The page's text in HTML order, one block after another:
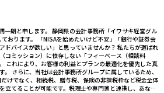
一朗と申します。 静岡県の会計事務所「イワサキ経営グル
おります。 「NISAを始めたいけど不安」「銀行や証券会
ドバイスが欲しい」と思っていませんか？ 私たちが選ばれ
コミッション）に依存しない「フィーベース（相談料
これにより、お客様の利益とプランの最適化を優先した真
。 さらに、当社は会計事務所グループに属しているため、
けでなく、相続税、贈与税、保険の非課税枠など税金全体
立てることが可能です。税理士や専門家と連携し、あなた